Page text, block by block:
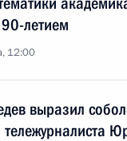
летием
12:00
выразил
тележурналиста